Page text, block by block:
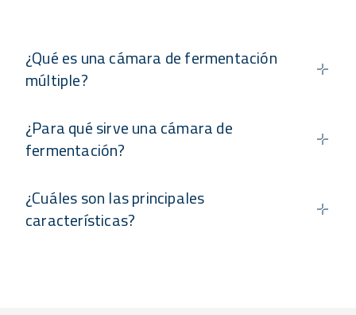
¿Qué es una cámara de fermentación
múltiple?
¿Para qué sirve una cámara de
fermentación?
¿Cuáles son las principales
características?